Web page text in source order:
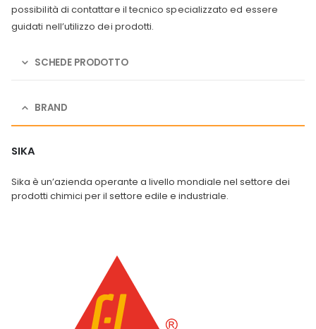
possibilità di contattare il tecnico specializzato ed essere
guidati nell’utilizzo dei prodotti.
SCHEDE PRODOTTO
BRAND
SIKA
Sika è un’azienda operante a livello mondiale nel settore dei
prodotti chimici per il settore edile e industriale.